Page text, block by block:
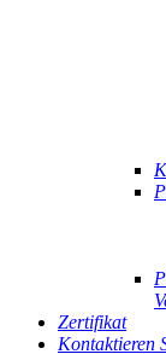
Zertifikat
Kontaktieren